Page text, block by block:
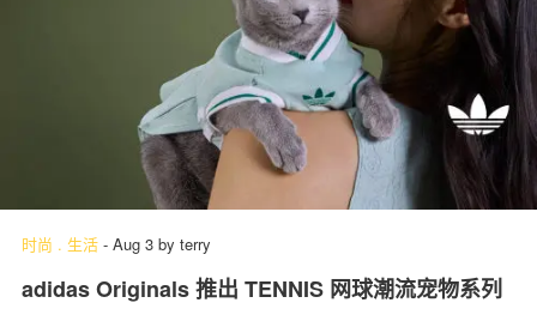
时尚 . 生活 - Aug 3 by terry
adidas Originals 推出 TENNIS 网球潮流宠物系列